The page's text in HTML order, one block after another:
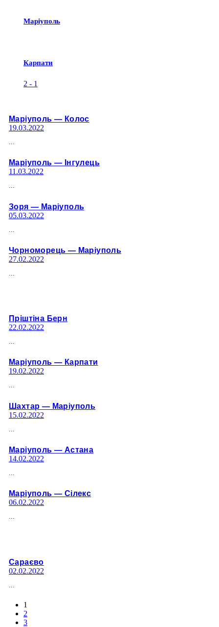
Маріуполь
Карпати
2 - 1
Марiуполь — Колос
19.03.2022
...
Марiуполь — Iнгулець
11.03.2022
...
Зоря — Марiуполь
05.03.2022
Чорноморець — Марiуполь
27.02.2022
Пріштіна Берн
22.02.2022
...
Марiуполь — Карпати
19.02.2022
...
Шахтар — Марiуполь
15.02.2022
Марiуполь — Астана
14.02.2022
Марiуполь — Сiлекс
06.02.2022
...
Сараєво
02.02.2022
1
2
3